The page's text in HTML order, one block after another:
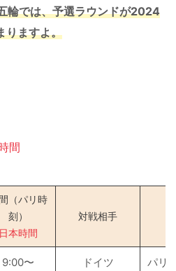
輪では、予選ラウンドが2024
りますよ。
間
（パリ時
刻）
日本時間
対戦相手
9:00〜
ドイツ
パリ